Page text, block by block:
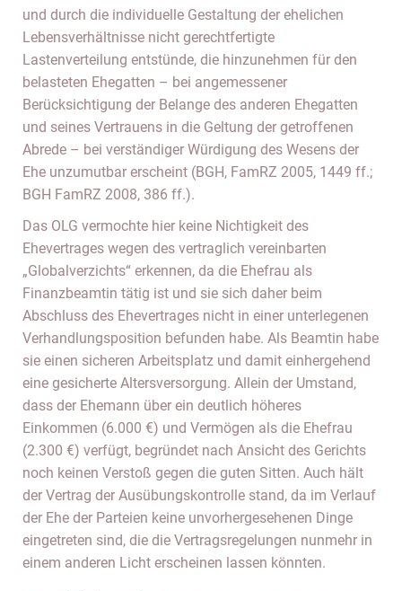
und durch die individuelle Gestaltung der ehelichen
Lebensverhältnisse nicht gerechtfertigte
Lastenverteilung entstünde, die hinzunehmen für den
belasteten Ehegatten – bei angemessener
Berücksichtigung der Belange des anderen Ehegatten
und seines Vertrauens in die Geltung der getroffenen
Abrede – bei verständiger Würdigung des Wesens der
Ehe unzumutbar erscheint (BGH, FamRZ 2005, 1449 ff.;
BGH FamRZ 2008, 386 ff.).
Das OLG vermochte hier keine Nichtigkeit des
Ehevertrages wegen des vertraglich vereinbarten
„Globalverzichts“ erkennen, da die Ehefrau als
Finanzbeamtin tätig ist und sie sich daher beim
Abschluss des Ehevertrages nicht in einer unterlegenen
Verhandlungsposition befunden habe. Als Beamtin habe
sie einen sicheren Arbeitsplatz und damit einhergehend
eine gesicherte Altersversorgung. Allein der Umstand,
dass der Ehemann über ein deutlich höheres
Einkommen (6.000 €) und Vermögen als die Ehefrau
(2.300 €) verfügt, begründet nach Ansicht des Gerichts
noch keinen Verstoß gegen die guten Sitten. Auch hält
der Vertrag der Ausübungskontrolle stand, da im Verlauf
der Ehe der Parteien keine unvorhergesehenen Dinge
eingetreten sind, die die Vertragsregelungen nunmehr in
einem anderen Licht erscheinen lassen könnten.